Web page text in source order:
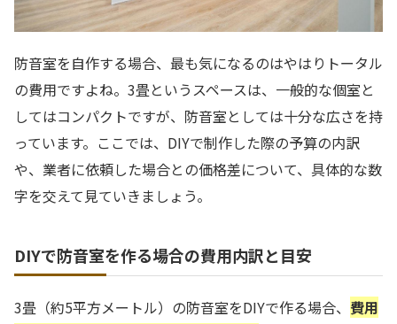
防音室を自作する場合、最も気になるのはやはりトータル
の費用ですよね。3畳というスペースは、一般的な個室と
してはコンパクトですが、防音室としては十分な広さを持
っています。ここでは、DIYで制作した際の予算の内訳
や、業者に依頼した場合との価格差について、具体的な数
字を交えて見ていきましょう。
DIYで防音室を作る場合の費用内訳と目安
3畳（約5平方メートル）の防音室をDIYで作る場合、 費用